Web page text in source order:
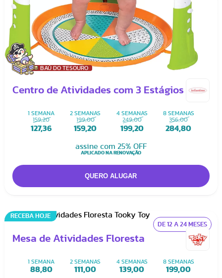
BAÚ DO TESOURO
Centro de Atividades com 3 Estágios
1 SEMANA
159,20
127,36
2 SEMANAS
199,00
159,20
4 SEMANAS
249,00
199,20
8 SEMANAS
356,00
284,80
assine com 25% OFF
APLICADO NA RENOVAÇÃO
RECEBA HOJE
DE 12 A 24 MESES
Mesa de Atividades Floresta
1 SEMANA
88,80
2 SEMANAS
111,00
4 SEMANAS
139,00
8 SEMANAS
199,00